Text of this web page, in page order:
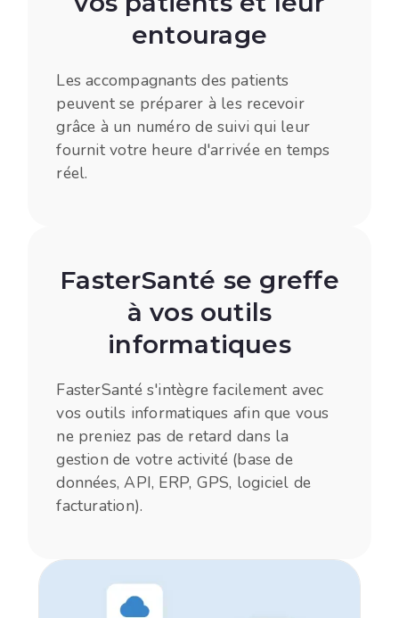
entourage
Les accompagnants des patients
peuvent se préparer à les recevoir
grâce à un numéro de suivi qui leur
fournit votre heure d'arrivée en temps
réel.
FasterSanté se greffe
à vos outils
informatiques
FasterSanté s'intègre facilement avec
vos outils informatiques afin que vous
ne preniez pas de retard dans la
gestion de votre activité (base de
données, API, ERP, GPS, logiciel de
facturation).